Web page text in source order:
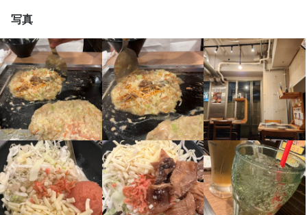
写真
■学生さんなら…19：00〜24：00など
授業やサークルと両立させながら！
■フリーターさんなら…12：00〜20：00、22：00〜翌4：00など
ガッツリ稼げます！1勤務で1万円以上も
■主婦(夫)さんなら…12：00〜15：00など
ランチのみで、家事の合間に
【勤務期間】
短期（1ヶ月以内） / 短期（3ヶ月以内） / 長期（3ヶ月以上）
ダブルワーク・副業OK